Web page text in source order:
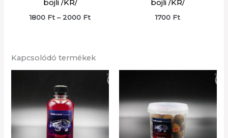
bojli /KR/
1800 Ft – 2000 FtÁrtartomány:
bojli /KR/
1700 Ft
Kapcsolódó termékek